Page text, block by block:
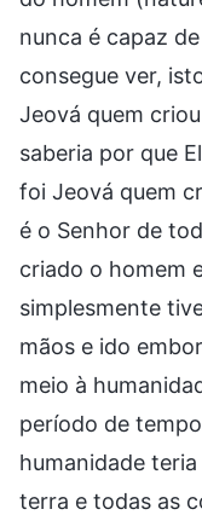
nunca é capaz
consegue ver,
Jeová quem
saberia por que
foi Jeová quem
é o Senhor de
criado o homem
simplesmente
mãos e ido
meio à
período de
humanidade
terra e todas as